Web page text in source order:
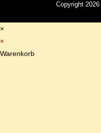
Copyright
×
×
Warenkorb